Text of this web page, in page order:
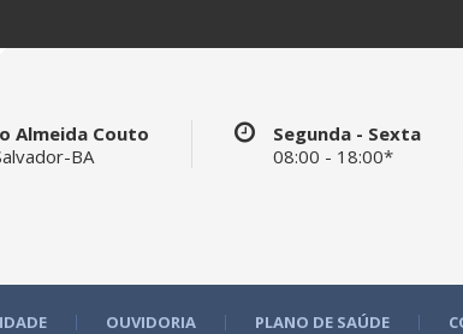
Almeida Couto
BA
Segunda - Sexta
08:00 - 18:00*
OUVIDORIA PLANO DE SAÚDE